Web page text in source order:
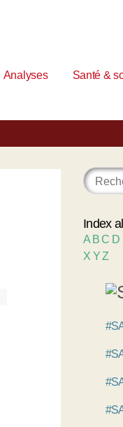
Analyses Santé &
Index
A BC D
X YZ